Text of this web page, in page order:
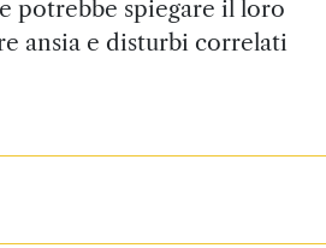
potrebbe spiegare il loro
ansia e disturbi correlati